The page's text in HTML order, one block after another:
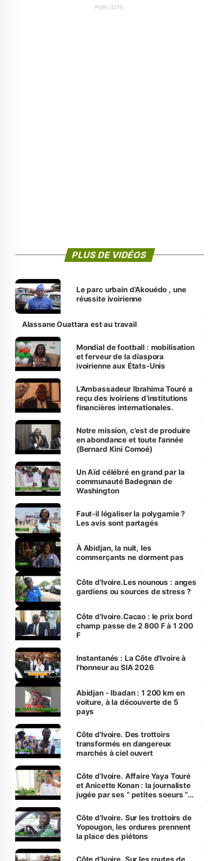
PUBLICITÉ
PLUS DE VIDÉOS
Le parc urbain d'Akouédo , une
réussite ivoirienne
Alassane Ouattara est au travail
Mondial de football : mobilisation
et ferveur de la diaspora
ivoirienne aux États-Unis
L’Ambassadeur Ibrahima Touré a
reçu des ivoiriens d’institutions
financières internationales.
Notre mission, c'est de produire
en abondance et toute l'année
(Bernard Kini Comoé)
Un Aïd célébré en grand par la
communauté Badegnan de
Washington
Faut-il légaliser la polygamie ?
Les avis sont partagés
À Abidjan, la nuit, les
commerçants ne dorment pas
Côte d'Ivoire.Les nounous : anges
gardiens ou sources de stress ?
Côte d'Ivoire.Cacao : le prix bord
champ passe de 2 800 F à 1 200
F
Instantanés : La Côte d'Ivoire à
l'honneur au SIA 2026
Abidjan - Ibadan : 1 200 km en
voiture, à la découverte de 5
pays
Côte d'Ivoire. Des trottoirs
transformés en dangereux
marchés à ciel ouvert
Côte d’Ivoire. Affaire Yaya Touré
et Anicette Konan : la journaliste
jugée par ses “ petites soeurs ”
Côte d’Ivoire. Sur les trottoirs de
Yopougon, les ordures prennent
la place des piétons